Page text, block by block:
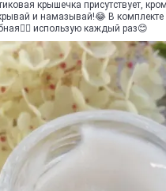
крышечка присутствует,
и намазывай!😂 В комплекте
использую каждый раз😊